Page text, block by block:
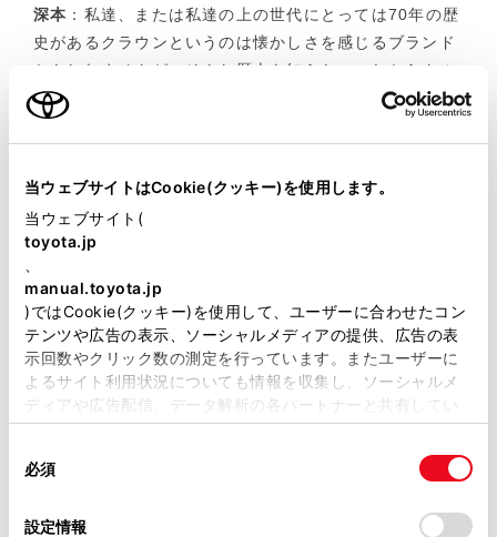
当ウェブサイトはCookie(クッキー)を使用します。
当ウェブサイト(
toyota.jp
manual.toyota.jp
)ではCookie(クッキー)を使用して、ユーザーに合わせたコン
テンツや広告の表示、ソーシャルメディアの提供、広告の表
示回数やクリック数の測定を行っています。またユーザーに
よるサイト利用状況についても情報を収集し、ソーシャルメ
ディアや広告配信、データ解析の各パートナーと共有してい
ます。各パートナーは、ここで収集された情報とユーザーが
各パートナーに提供した他の情報、ユーザーが各パートナー
のサービスを使用したときに収集した他の情報を組み合わせ
るとCookie(クッキー)に同意したこととなります。
必須
設定情報
深本 ：私達、または私達の上の世代にとっては70年の歴
史があるクラウンというのは懐かしさを感じるブランド
かもしれませんが、そんな歴史を知らないこれからクル
マに乗り始めるZ世代の人たちにしてみたらFCEVをライ
捉えられるのではないでしょうか。とても革新的な存在
だと感じました。
て、鳥肌が立つような興奮を覚えました。実は、初代ク
ラウンが誕生した1955年から現在まで大事にしてきた開
発のスピリットが、まさに「革新と挑戦」なんです。
FCEVをクラウンに採用したのも、その革新の精神から
の挑戦です。わたしたちの思いを鋭く見抜かれて、驚き
──革新と挑戦というキーワードからは、今回のクラウン
のモデルチェンジにあたって４つのボディタイプのクラ